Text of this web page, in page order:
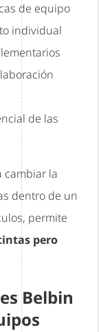
de equipo
individual
de las
cambiar la
dentro de un
permite
pero
Belbin